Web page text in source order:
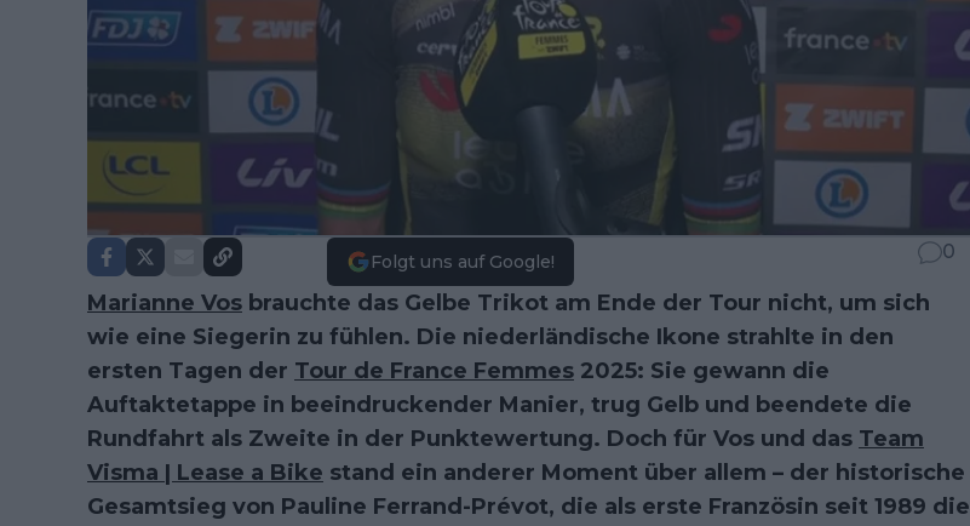
Folgt uns auf Google! 0
Marianne Vos brauchte das Gelbe Trikot am Ende der Tour nicht, um sich
wie eine Siegerin zu fühlen. Die niederländische Ikone strahlte in den
ersten Tagen der Tour de France Femmes 2025: Sie gewann die
Auftaktetappe in beeindruckender Manier, trug Gelb und beendete die
Rundfahrt als Zweite in der Punktewertung. Doch für Vos und das Team
Visma | Lease a Bike stand ein anderer Moment über allem – der historische
Gesamtsieg von Pauline Ferrand-Prévot, die als erste Französin seit 1989 die